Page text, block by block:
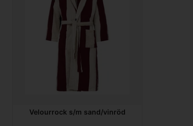
Velourrock s/m sand/vinröd